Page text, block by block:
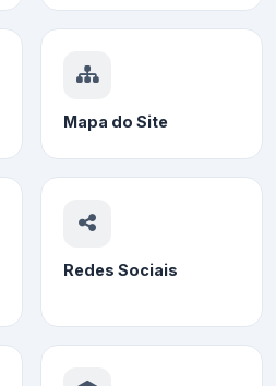
Mapa do Site
Redes Sociais